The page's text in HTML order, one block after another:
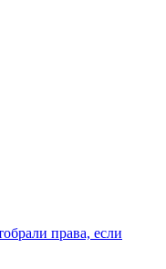
права, если